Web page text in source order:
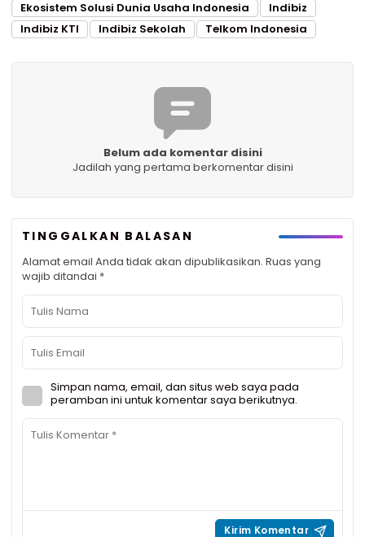
Ekosistem Solusi Dunia Usaha lndonesia
Indibiz
Indibiz KTI
Indibiz Sekolah Telkom Indonesia
Belum ada komentar disini
Jadilah yang pertama berkomentar disini
TINGGALKAN BALASAN
Alamat email Anda tidak akan dipublikasikan. Ruas yang
wajib ditandai *
Simpan nama, email, dan situs web saya pada
peramban ini untuk komentar saya berikutnya.